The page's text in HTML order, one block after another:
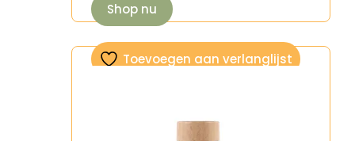
Shop nu
Toevoegen aan verlanglijst